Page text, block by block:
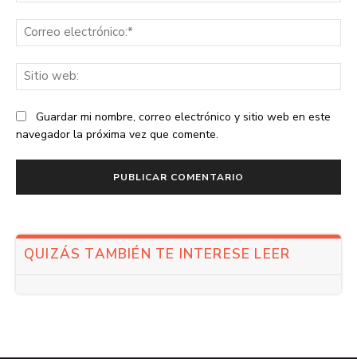
Guardar mi nombre, correo electrónico y sitio web en este
navegador la próxima vez que comente.
QUIZÁS TAMBIÉN TE INTERESE LEER